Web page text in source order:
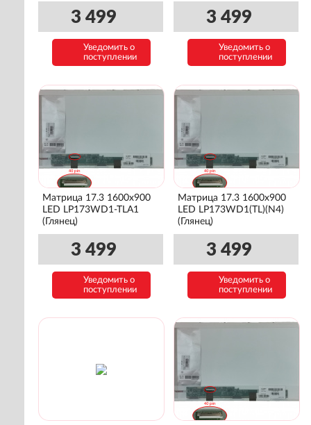
3 499
Уведомить о
поступлении
3 499
Уведомить о
поступлении
Матрица 17.3 1600x900
LED LP173WD1-TLA1
(Глянец)
3 499
Уведомить о
поступлении
Матрица 17.3 1600x900
LED LP173WD1(TL)(N4)
(Глянец)
3 499
Уведомить о
поступлении